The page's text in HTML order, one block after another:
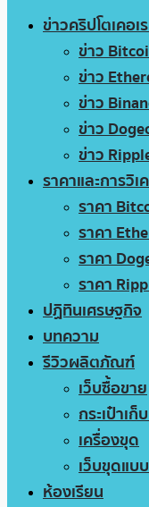
ข่าวคริปโตเคอเ
ข่าว
ข่าว
ข่าว
ข่าว
ข่าว
ราคาและการวิเ
ราคา
ราคา
ราคา
ราคา
ปฏิทินเศรษฐกิจ
บทความ
รีวิวผลิตภัณฑ์
เว็บซื้อขาย
กระเป๋าเ
เครื่องขุด
เว็บขุดแบ
ห้องเรียน